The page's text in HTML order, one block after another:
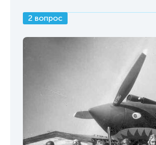
2 вопрос